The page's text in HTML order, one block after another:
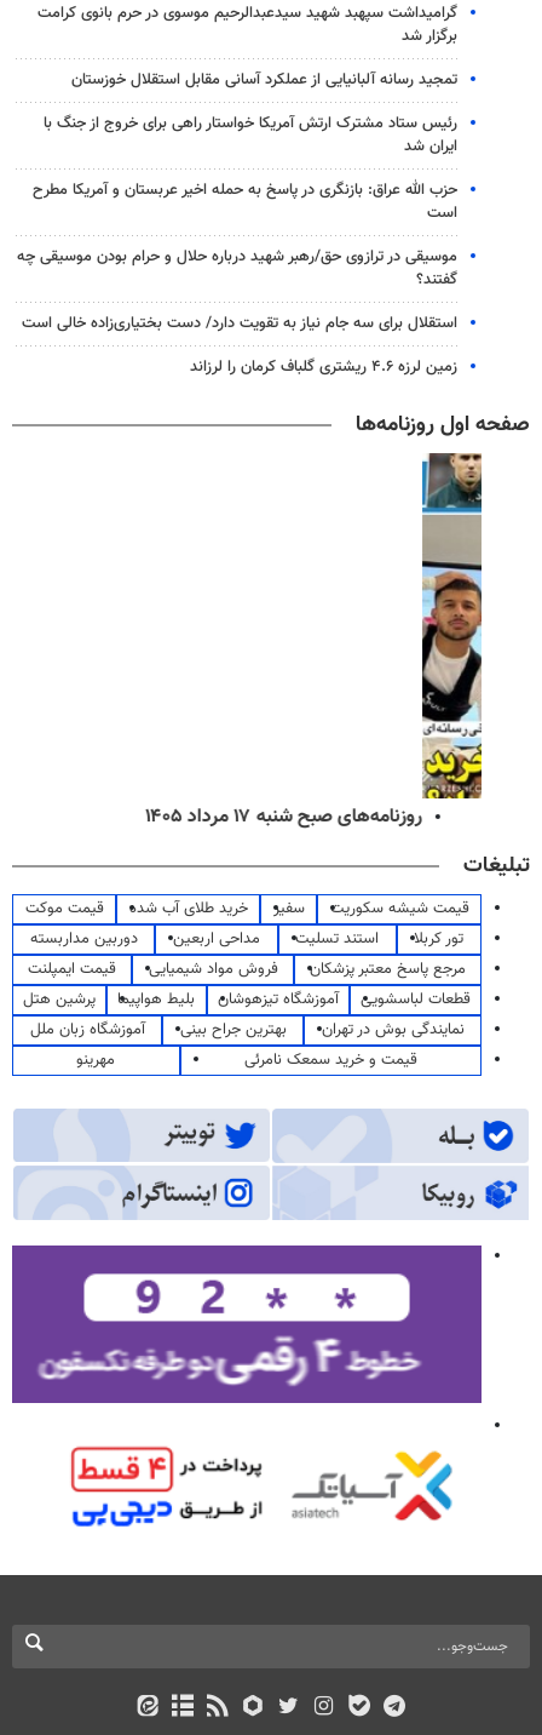
گرامیداشت سپهبد شهید سیدعبدالرحیم موسوی در حرم بانوی کرامت
برگزار شد
تمجید رسانه آلبانیایی از عملکرد آسانی مقابل استقلال خوزستان
رئیس ستاد مشترک ارتش آمریکا خواستار راهی برای خروج از جنگ با
ایران شد
حزب الله عراق: بازنگری در پاسخ به حمله اخیر عربستان و آمریکا مطرح
است
موسیقی در ترازوی حق/رهبر شهید درباره حلال و حرام بودن موسیقی چه
گفتند؟
استقلال برای سه جام نیاز به تقویت دارد/ دست بختیاری‌زاده خالی است
زمین لرزه ۴.۶ ریشتری گلباف کرمان را لرزاند
صفحه اول روزنامه‌ها
روزنامه‌های صبح شنبه ۱۷ مرداد ۱۴۰۵
تبلیغات
قیمت شیشه سکوریت سفیر خرید طلای آب شده
قیمت موکت
تور کربلا
استند تسلیت مداحی اربعین
دوربین مداربسته
مرجع پاسخ معتبر پزشکان
فروش مواد شیمیایی
قیمت ایمپلنت
قطعات لباسشویی
آموزشگاه تیزهوشان بلیط هواپیما
پرشین هتل
نمایندگی بوش در تهران
بهترین جراح بینی
آموزشگاه زبان ملل
قیمت و خرید سمعک نامرئی
مهرینو